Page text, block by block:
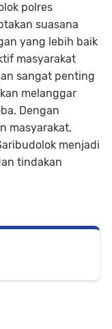
polres
suasana
yang lebih baik
masyarakat
sangat penting
melanggar
Dengan
masyarakat,
menjadi
tindakan